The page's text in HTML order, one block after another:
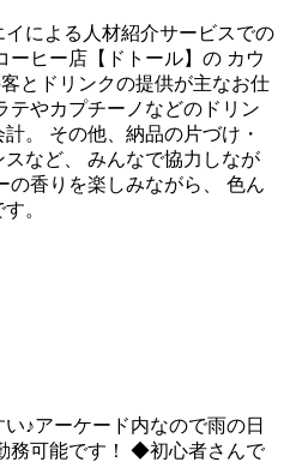
による人材紹介サービスでの
ーヒー店【ドトール】の カウ
とドリンクの提供が主なお仕
テやカプチーノなどのドリン
。 その他、納品の片づけ・
など、 みんなで協力しなが
の香りを楽しみながら、 色ん
。
♪アーケード内なので雨の日
務可能です！ ◆初心者さんで